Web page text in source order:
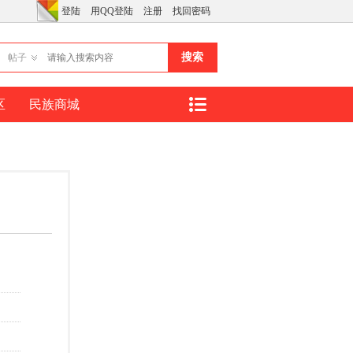
登陆 用QQ登陆 注册 找回密码
帖子 搜索
民族商城